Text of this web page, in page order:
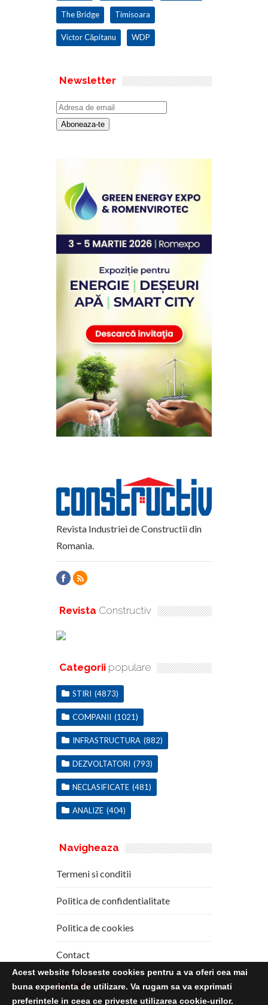
The Bridge Timisoara
Victor Căpitanu WDP
Newsletter
Revista Industriei de Constructii din
Romania.
Revista Constructiv
Categorii populare
STIRI (4873)
COMPANII (1021)
INFRASTRUCTURA (882)
DEZVOLTATORI (793)
NECLASIFICATE (481)
ANALIZE (404)
Navigheaza
Termeni si conditii
Politica de confidentialitate
Politica de cookies
Contact
Media Kit
Acest website foloseste cookies pentru a va oferi cea mai
buna experienta de utilizare. Va rugam sa va exprimati
preferintele in ceea ce priveste utilizarea cookie-urilor.